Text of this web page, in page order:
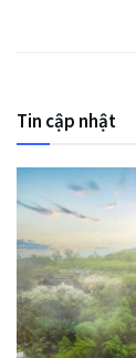
Tin cập nhật